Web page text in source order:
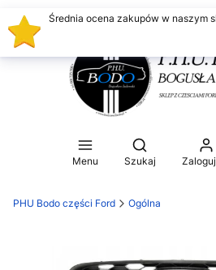
Menu
Otwórz
Szukaj
PHU Bodo części Ford Ogólna
Średnia ocena zakupów w naszym